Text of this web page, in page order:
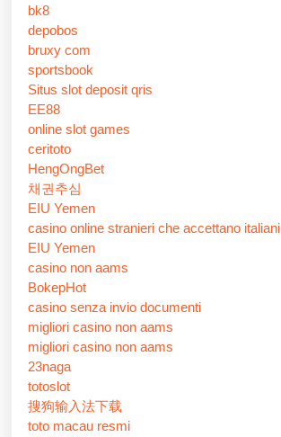
bk8
depobos
bruxy com
sportsbook
Situs slot deposit qris
EE88
online slot games
ceritoto
HengOngBet
채권추심
EIU Yemen
casino online stranieri che accettano italiani
EIU Yemen
casino non aams
BokepHot
casino senza invio documenti
migliori casino non aams
migliori casino non aams
23naga
totoslot
搜狗输入法下载
toto macau resmi